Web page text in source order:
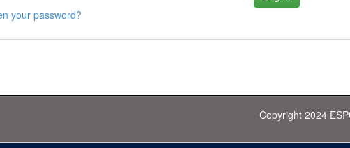
your password?
Copyright 2024